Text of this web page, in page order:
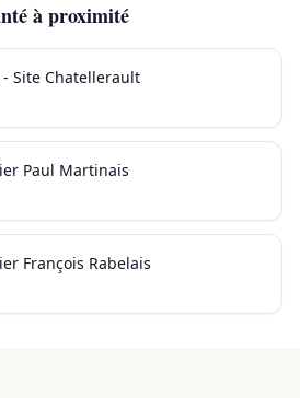
à proximité
- Site Chatellerault
Paul Martinais
François Rabelais